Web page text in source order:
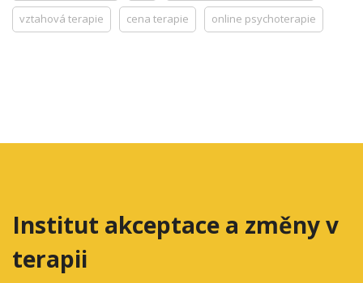
vztahová terapie cena terapie online psychoterapie
Institut akceptace a změny v
terapii